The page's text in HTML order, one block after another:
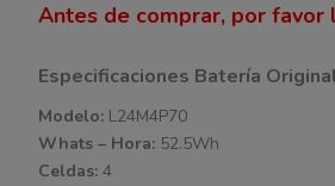
Antes de comprar, por
Especificaciones Batería
Modelo: L24M4P70
Whats – Hora: 52.5Wh
Celdas: 4